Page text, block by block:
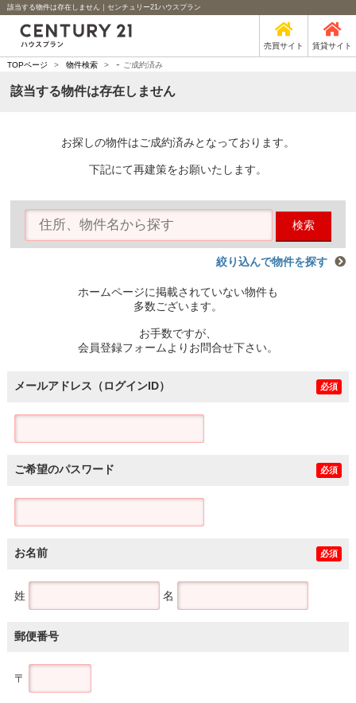
該当する物件は存在しません｜センチュリー21ハウスプラン
売買サイト 賃貸サイト
TOPページ > 物件検索 > - ご成約済み
該当する物件は存在しません
お探しの物件はご成約済みとなっております。
下記にて再建策をお願いたします。
検索
絞り込んで物件を探す
ホームページに掲載されていない物件も
多数ございます。
お手数ですが、
会員登録フォームよりお問合せ下さい。
メールアドレス（ログインID） 必須
ご希望のパスワード 必須
お名前 必須
姓 名
郵便番号
〒